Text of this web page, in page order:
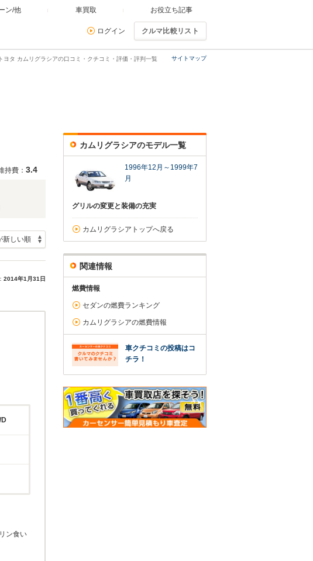
ン/他 車買取 お役立ち記事
ログイン クルマ比較リスト
サイトマップ
トヨタ カムリグラシアの口コミ・クチコミ・評価・評判一覧
持費： 3.4
2014年1月31日
ン食い
カムリグラシアのモデル一覧
1996年12月～1999年7
月
グリルの変更と装備の充実
カムリグラシアトップへ戻る
関連情報
燃費情報
セダンの燃費ランキング
カムリグラシアの燃費情報
車クチコミの投稿はコ
チラ！